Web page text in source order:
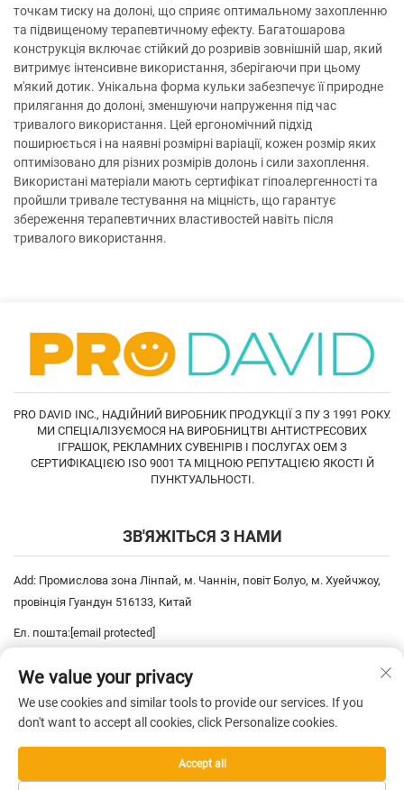
точкам тиску на долоні, що сприяє оптимальному захопленню
та підвищеному терапевтичному ефекту. Багатошарова
конструкція включає стійкий до розривів зовнішній шар, який
витримує інтенсивне використання, зберігаючи при цьому
м'який дотик. Унікальна форма кульки забезпечує її природне
прилягання до долоні, зменшуючи напруження під час
тривалого використання. Цей ергономічний підхід
поширюється і на наявні розмірні варіації, кожен розмір яких
оптимізовано для різних розмірів долонь і сили захоплення.
Використані матеріали мають сертифікат гіпоалергенності та
пройшли тривале тестування на міцність, що гарантує
збереження терапевтичних властивостей навіть після
тривалого використання.
PRO DAVID INC., НАДІЙНИЙ ВИРОБНИК ПРОДУКЦІЇ З ПУ З 1991 РОКУ.
МИ СПЕЦІАЛІЗУЄМОСЯ НА ВИРОБНИЦТВІ АНТИСТРЕСОВИХ
ІГРАШОК, РЕКЛАМНИХ СУВЕНІРІВ І ПОСЛУГАХ OEM З
СЕРТИФІКАЦІЄЮ ISO 9001 ТА МІЦНОЮ РЕПУТАЦІЄЮ ЯКОСТІ Й
ПУНКТУАЛЬНОСТІ.
ЗВ'ЯЖІТЬСЯ З НАМИ
Add: Промислова зона Лінпай, м. Чаннін, повіт Болуо, м. Хуейчжоу,
провінція Гуандун 516133, Китай
Ел. пошта: [email protected]
конфіденційності
We value your privacy
We use cookies and similar tools to provide our services. If you
don't want to accept all cookies, click Personalize cookies.
Accept all